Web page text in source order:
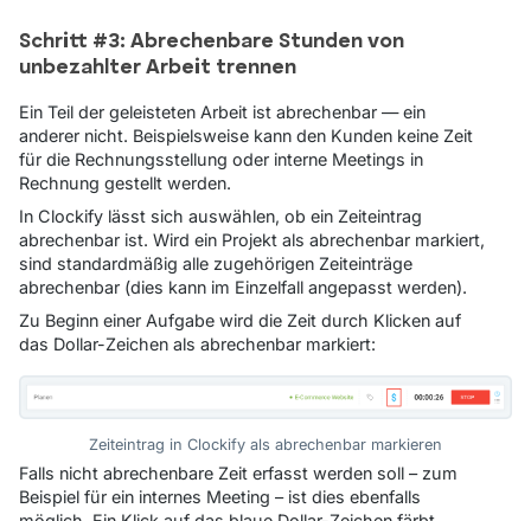
Schritt #3: Abrechenbare Stunden von
unbezahlter Arbeit trennen
Ein Teil der geleisteten Arbeit ist abrechenbar — ein
anderer nicht. Beispielsweise kann den Kunden keine Zeit
für die Rechnungsstellung oder interne Meetings in
Rechnung gestellt werden.
In Clockify lässt sich auswählen, ob ein Zeiteintrag
abrechenbar ist. Wird ein Projekt als abrechenbar markiert,
sind standardmäßig alle zugehörigen Zeiteinträge
abrechenbar (dies kann im Einzelfall angepasst werden).
Zu Beginn einer Aufgabe wird die Zeit durch Klicken auf
das Dollar-Zeichen als abrechenbar markiert:
Zeiteintrag in Clockify als abrechenbar markieren
Falls nicht abrechenbare Zeit erfasst werden soll – zum
Beispiel für ein internes Meeting – ist dies ebenfalls